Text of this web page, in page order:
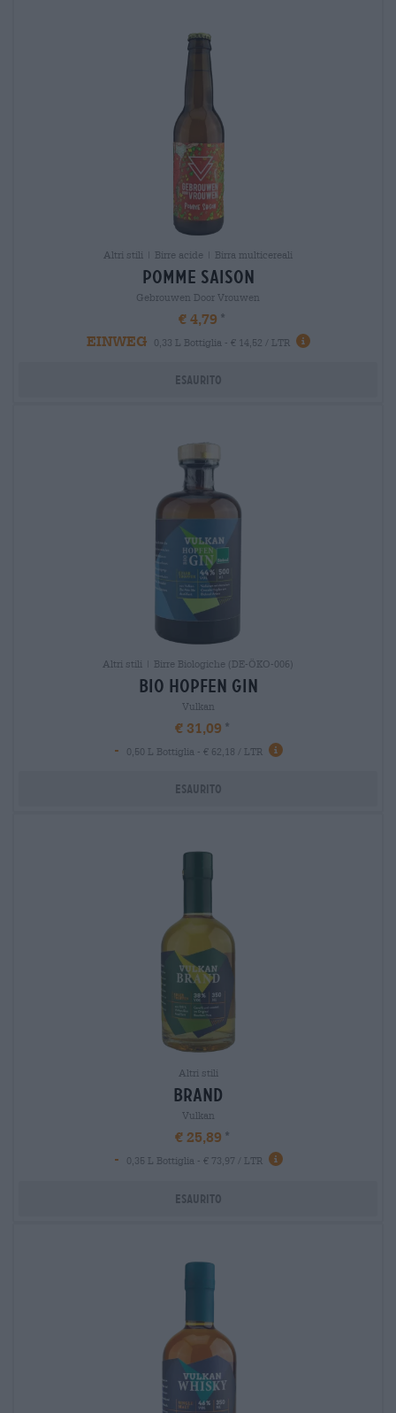
Altri stili | Birre acide | Birra multicereali
pomme saison
Gebrouwen Door Vrouwen
€ 4,79
EINWEG
0,33 L Bottiglia - € 14,52 / LTR
Esaurito
Altri stili | Birre Biologiche (DE-ÖKO-006)
bio hopfen gin
Vulkan
€ 31,09
-
0,50 L Bottiglia - € 62,18 / LTR
Esaurito
Altri stili
brand
Vulkan
€ 25,89
-
0,35 L Bottiglia - € 73,97 / LTR
Esaurito